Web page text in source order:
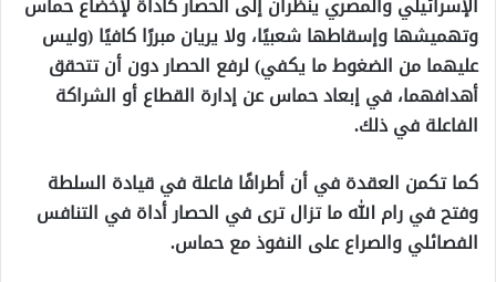
وتهميشها وإسقاطها شعبيًا، ولا يريان مبررًا كافيًا (وليس
عليهما من الضغوط ما يكفي) لرفع الحصار دون أن تتحقق
أهدافهما، في إبعاد حماس عن إدارة القطاع أو الشراكة
الفاعلة في ذلك.
كما تكمن العقدة في أن أطرافًا فاعلة في قيادة السلطة
وفتح في رام الله ما تزال ترى في الحصار أداة في التنافس
الفصائلي والصراع على النفوذ مع حماس.